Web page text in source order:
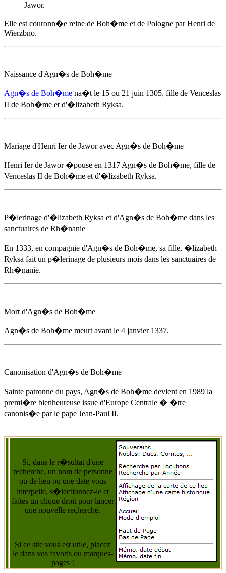
Jawor.
Elle est couronn�e reine de Boh�me et de Pologne par Henri de
Wierzbno.
Naissance d'Agn�s de Boh�me
Agn�s de Boh�me na�t le 15 ou 21 juin 1305, fille de Venceslas
II de Boh�me et d'�lizabeth Ryksa.
Mariage d'Henri Ier de Jawor avec Agn�s de Boh�me
Henri Ier de Jawor �pouse en 1317 Agn�s de Boh�me, fille de
Venceslas II de Boh�me et d'�lizabeth Ryksa.
P�lerinage d'�lizabeth Ryksa et d'Agn�s de Boh�me dans les
sanctuaires de Rh�nanie
En 1333, en compagnie d'Agn�s de Boh�me, sa fille, �lizabeth
Ryksa fait un p�lerinage de plusieurs mois dans les sanctuaires de
Rh�nanie.
Mort d'Agn�s de Boh�me
Agn�s de Boh�me meurt avant le 4 janvier 1337.
Canonisation d'Agn�s de Boh�me
Sainte patronne du pays, Agn�s de Boh�me devient en 1989 la
premi�re bienheureuse issue d'Europe Centrale � �tre
canonis�e par le pape Jean-Paul II.
Si, dans le r�sultat d'une
recherche, un nom de personne
ou de lieu ou une date vous
interpelle, s�lectionnez-le et
faites un clique droit pour lancer
une nouvelle recherche.
Si ce site vous est utile, placez
le dans vos favoris ou marques-
pages !